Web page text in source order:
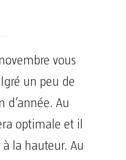
vous
un peu de
d’année. Au
optimale et il
la hauteur. Au